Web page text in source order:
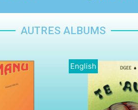
AUTRES ALBUMS
English